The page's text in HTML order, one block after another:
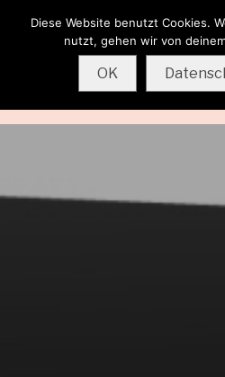
Wolfgang
Sternkopf
Diese Website benutzt Cookies.
nutzt, gehen wir von
OK